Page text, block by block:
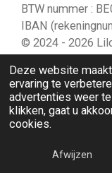
Deze website
ervaring te
advertenties weer te
klikken, gaat u
cookies.
Afwijzen
BTW nummer :
IBAN
© 2024 - 2026